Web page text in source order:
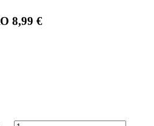
8,99 €